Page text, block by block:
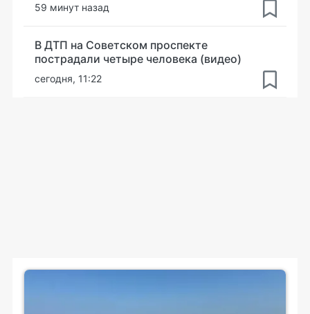
59 минут назад
В ДТП на Советском проспекте
пострадали четыре человека (видео)
сегодня, 11:22